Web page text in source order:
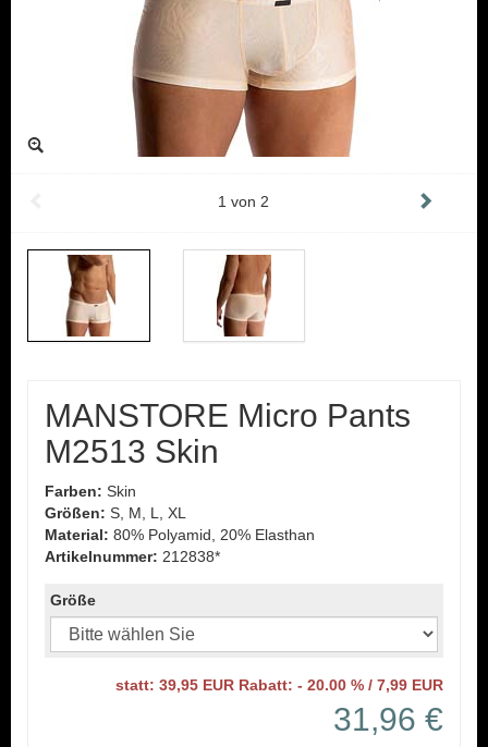
1 von 2
MANSTORE Micro Pants
M2513 Skin
Farben: Skin
Größen: S, M, L, XL
Material: 80% Polyamid, 20% Elasthan
Artikelnummer: 212838*
Größe
statt: 39,95 EUR Rabatt: - 20.00 % / 7,99 EUR
31,96 €